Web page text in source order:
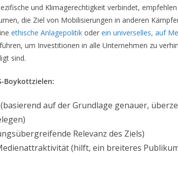
und Klimagerechtigkeit verbindet,
die Ziel von Mobilisierungen in anderen
ethische Anlagepolitik oder ein universelles, auf
um Investitionen in alle Unternehmen zu
sind.
Boykottzielen:
auf der Grundlage genauer,
Relevanz des Ziels)
(hilft, ein breiteres